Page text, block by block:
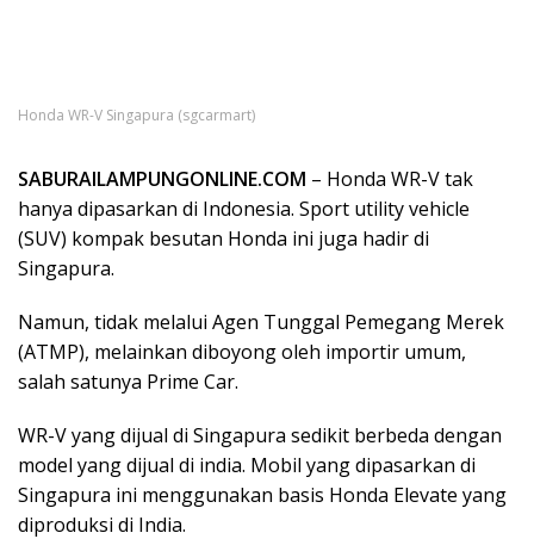
Honda WR-V Singapura (sgcarmart)
SABURAILAMPUNGONLINE.COM – Honda WR-V tak
hanya dipasarkan di Indonesia. Sport utility vehicle
(SUV) kompak besutan Honda ini juga hadir di
Singapura.
Namun, tidak melalui Agen Tunggal Pemegang Merek
(ATMP), melainkan diboyong oleh importir umum,
salah satunya Prime Car.
WR-V yang dijual di Singapura sedikit berbeda dengan
model yang dijual di india. Mobil yang dipasarkan di
Singapura ini menggunakan basis Honda Elevate yang
diproduksi di India.